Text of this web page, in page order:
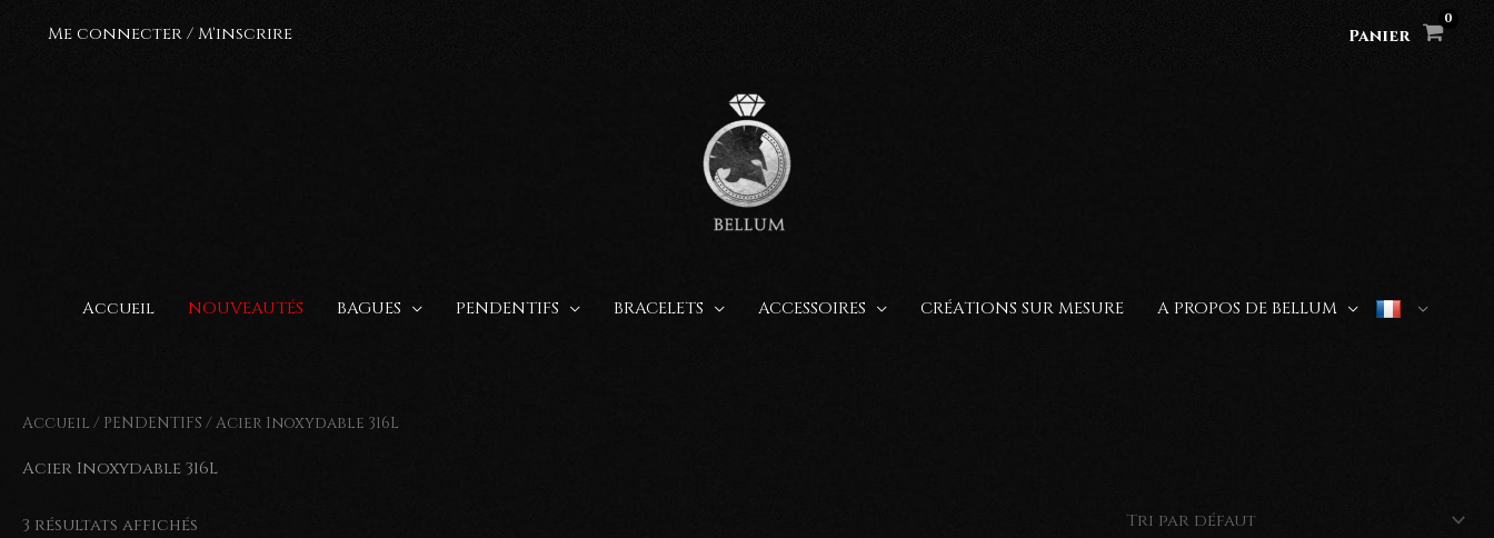
Me connecter / M'inscrire Panier
Accueil NOUVEAUTÉS BAGUES PENDENTIFS BRACELETS ACCESSOIRES CRÉATIONS SUR MESURE A PROPOS DE BELLUM
Accueil / PENDENTIFS / Acier Inoxydable 316L
Acier Inoxydable 316L
3 résultats affichés